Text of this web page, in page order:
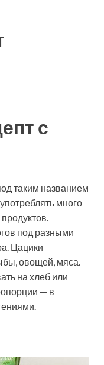
с
таким названием
много
под разными
Цацики
овощей, мяса.
на хлеб или
— в